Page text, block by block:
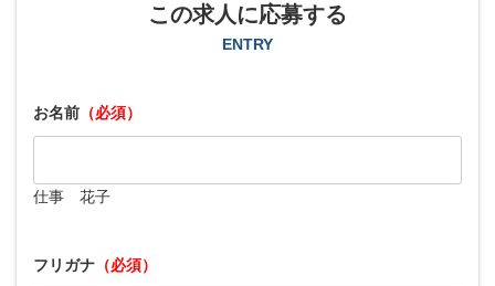
この求人に応募する
ENTRY
お名前 （必須）
仕事 花子
フリガナ （必須）